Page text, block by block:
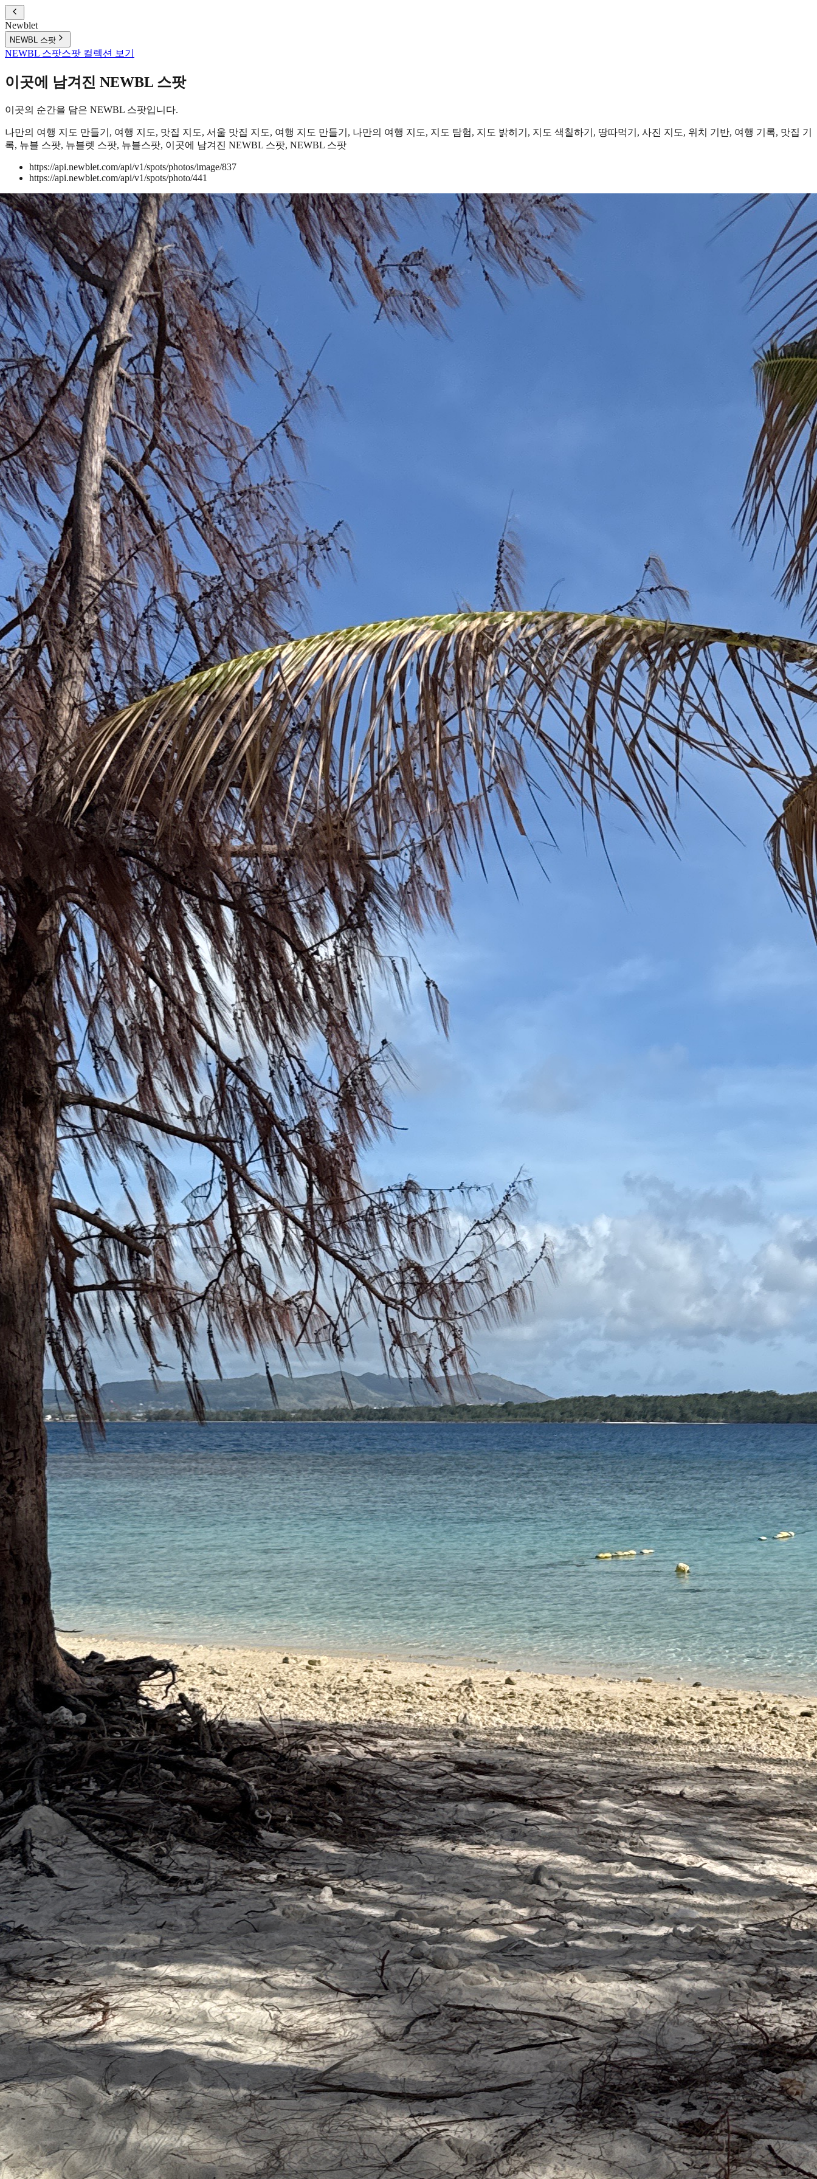
Newblet
NEWBL 스팟
NEWBL 스팟스팟 컬렉션 보기
이곳에 남겨진 NEWBL 스팟
이곳의 순간을 담은 NEWBL 스팟입니다.
나만의 여행 지도 만들기, 여행 지도, 맛집 지도, 서울 맛집 지도, 여행 지도 만들기, 나만의 여행 지도, 지도 탐험, 지도 밝히기, 지도 색칠하기, 땅따먹기, 사진 지도, 위치 기반, 여행 기록, 맛집 기
록, 뉴블 스팟, 뉴블렛 스팟, 뉴블스팟, 이곳에 남겨진 NEWBL 스팟, NEWBL 스팟
https://api.newblet.com/api/v1/spots/photos/image/837
https://api.newblet.com/api/v1/spots/photo/441